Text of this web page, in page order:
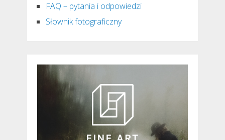
FAQ – pytania i odpowiedzi
Słownik fotograficzny